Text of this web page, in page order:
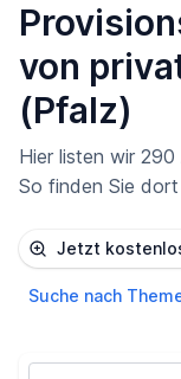
von
(Pfalz)
Hier listen wir
So finden Sie
Jetzt
Suche nach